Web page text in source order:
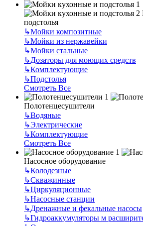
подстолья
↳Мойки композитные
↳Мойки из нержавейки
↳Мойки стальные
↳Дозаторы для моющих средств
↳Комплектующие
↳Подстолья
Смотреть Все
Полотенцесушители
↳Водяные
↳Электрические
↳Комплектующие
Смотреть Все
Насосное оборудование
↳Колодезные
↳Скважинные
↳Циркуляционные
↳Насосные станции
↳Дренажные и фекальные насосы
↳Гидроаккумуляторы м